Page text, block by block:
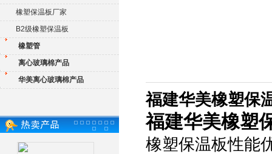
橡塑保温板厂家
B2级橡塑保温板
橡塑管
离心玻璃棉产品
华美离心玻璃棉产品
福建华美橡塑保
福建华美橡塑
橡塑保温板性能